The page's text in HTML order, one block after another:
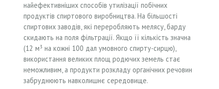
найефективніших способів утилізації побічних
продуктів спиртового виробництва. На більшості
спиртових заводів, які переробляють мелясу, барду
скидають на поля фільтрації. Якщо її кількість значна
(12 м³ на кожні 100 дал умовного спирту-сирцю),
використання великих площ родючих земель стає
неможливим, а продукти розкладу органічних речовин
забруднюють навколишнє середовище.